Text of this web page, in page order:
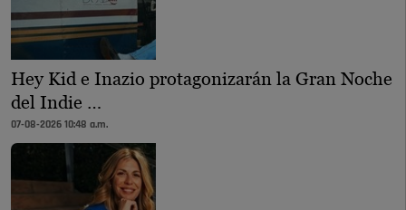
Hey Kid e Inazio protagonizarán la Gran Noche
del Indie …
07-08-2026 10:48 a.m.